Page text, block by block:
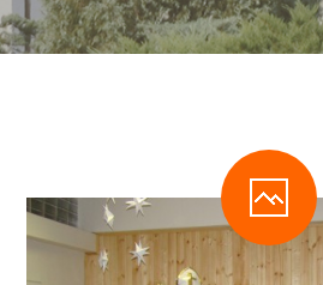
-- Dokumenty
-- Virtuální prohlídka
-- Inspekční zpráva
Pedagogický sbor